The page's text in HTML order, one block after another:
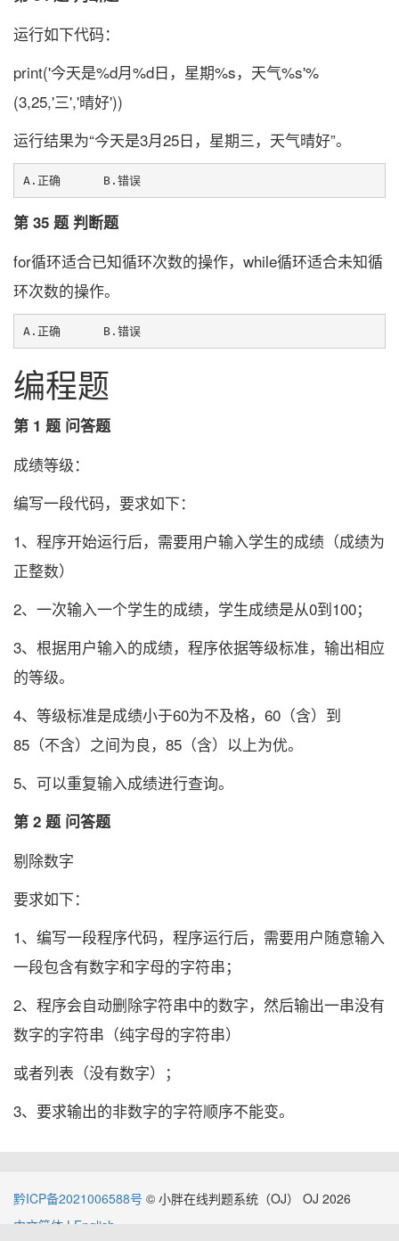
运行如下代码：
print('今天是%d月%d日，星期%s，天气%s'%
(3,25,'三','晴好'))
运行结果为“今天是3月25日，星期三，天气晴好”。
A.正确      B.错误
第 35 题 判断题
for循环适合已知循环次数的操作，while循环适合未知循
环次数的操作。
A.正确      B.错误
编程题
第 1 题 问答题
成绩等级：
编写一段代码，要求如下：
1、程序开始运行后，需要用户输入学生的成绩（成绩为
正整数）
2、一次输入一个学生的成绩，学生成绩是从0到100；
3、根据用户输入的成绩，程序依据等级标准，输出相应
的等级。
4、等级标准是成绩小于60为不及格，60（含）到
85（不含）之间为良，85（含）以上为优。
5、可以重复输入成绩进行查询。
第 2 题 问答题
剔除数字
要求如下：
1、编写一段程序代码，程序运行后，需要用户随意输入
一段包含有数字和字母的字符串；
2、程序会自动删除字符串中的数字，然后输出一串没有
数字的字符串（纯字母的字符串）
或者列表（没有数字）；
3、要求输出的非数字的字符顺序不能变。
黔ICP备2021006588号 © 小胖在线判题系统（OJ） OJ 2026
中文简体 | English